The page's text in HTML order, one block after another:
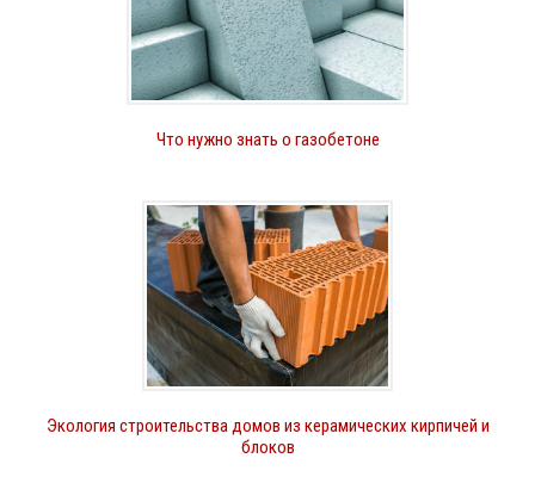
Что нужно знать о газобетоне
Экология строительства домов из керамических кирпичей и
блоков